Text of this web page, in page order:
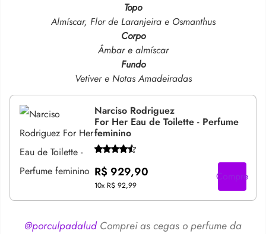
Topo
Almíscar, Flor de Laranjeira e Osmanthus
Corpo
Âmbar e almíscar
Fundo
Vetiver e Notas Amadeiradas
Narciso Rodriguez
For Her Eau de Toilette - Perfume
feminino
R$ 929,90
10x R$ 92,99
Compre
@porculpadaludComprei as cegas o perfume da